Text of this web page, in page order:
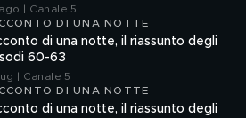
| Canale 5
DI UNA NOTTE
di una notte, il riassunto degli
60-63
| Canale 5
DI UNA NOTTE
di una notte, il riassunto degli